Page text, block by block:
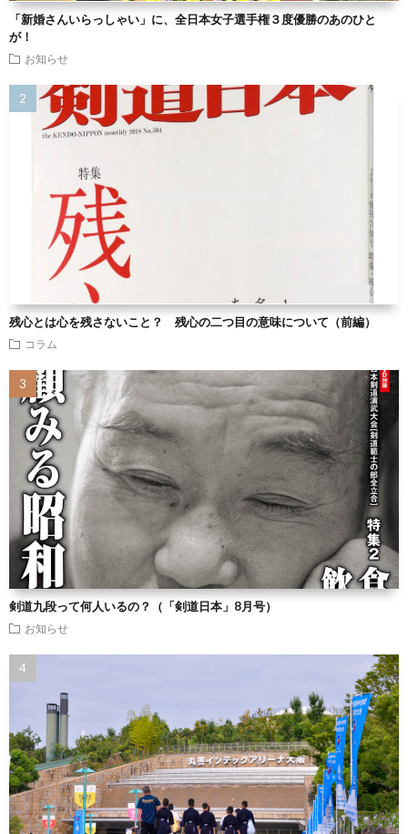
「新婚さんいらっしゃい」に、全日本女子選手権３度優勝のあのひと
が！
お知らせ
残心とは心を残さないこと？ 残心の二つ目の意味について（前編）
コラム
剣道九段って何人いるの？（「剣道日本」8月号）
お知らせ